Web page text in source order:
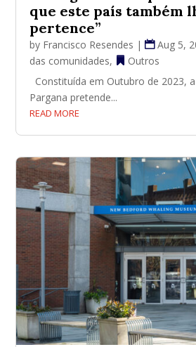
que este país também
pertence”
by Francisco Resendes | Aug 5,
das comunidades,
Outros
Constituída em Outubro de 2023,
Pargana pretende...
READ MORE